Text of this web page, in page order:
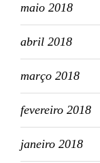
maio 2018
abril 2018
março 2018
fevereiro 2018
janeiro 2018